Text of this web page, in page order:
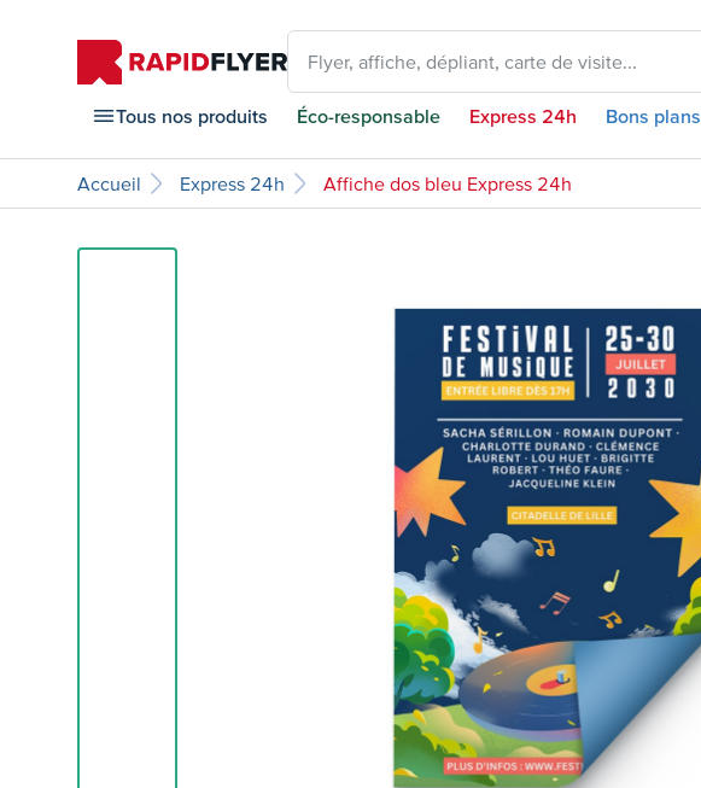
Flyer, affiche, dépliant, carte de visite...
Tous nos produits Éco-responsable Express 24h Bons plans
Accueil Express 24h Affiche dos bleu Express 24h